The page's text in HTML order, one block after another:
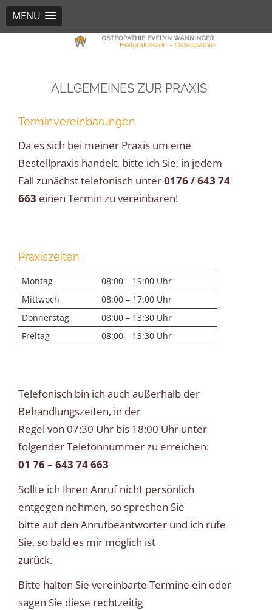
MENU
Osteopathie Mühldorf
Evelyn Wanninger
ALLGEMEINES ZUR PRAXIS
Terminvereinbarungen
Da es sich bei meiner Praxis um eine
Bestellpraxis handelt, bitte ich Sie, in jedem
Fall zunächst telefonisch unter0176 / 643 74
663 einen Termin zu vereinbaren!
Praxiszeiten
Montag
08:00 – 19:00 Uhr
Mittwoch
08:00 – 17:00 Uhr
Donnerstag
08:00 – 13:30 Uhr
Freitag
08:00 – 13:30 Uhr
Telefonisch bin ich auch außerhalb der
Behandlungszeiten, in der
Regel von 07:30 Uhr bis 18:00 Uhr unter
folgender Telefonnummer zu erreichen:
01 76 – 643 74 663
Sollte ich Ihren Anruf nicht persönlich
entgegen nehmen, so sprechen Sie
bitte auf den Anrufbeantworter und ich rufe
Sie, so bald es mir möglich ist
zurück.
Bitte halten Sie vereinbarte Termine ein oder
sagen Sie diese rechtzeitig